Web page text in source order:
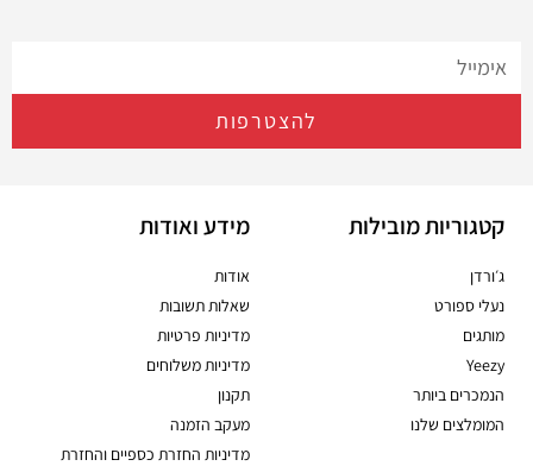
להצטרפות
קטגוריות מובילות
ג׳ורדן
נעלי ספורט
מותגים
Yeezy
הנמכרים ביותר
המומלצים שלנו
מידע ואודות
אודות
שאלות תשובות
מדיניות פרטיות
מדיניות משלוחים
תקנון
מעקב הזמנה
מדיניות החזרת כספיים והחזרת